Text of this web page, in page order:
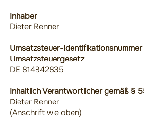
Inhaber
Dieter Renner
Umsatzsteuer-Identifikationsnummer
Umsatzsteuergesetz
DE 814842835
Inhaltlich Verantwortlicher gemäß §
Dieter Renner
(Anschrift wie oben)